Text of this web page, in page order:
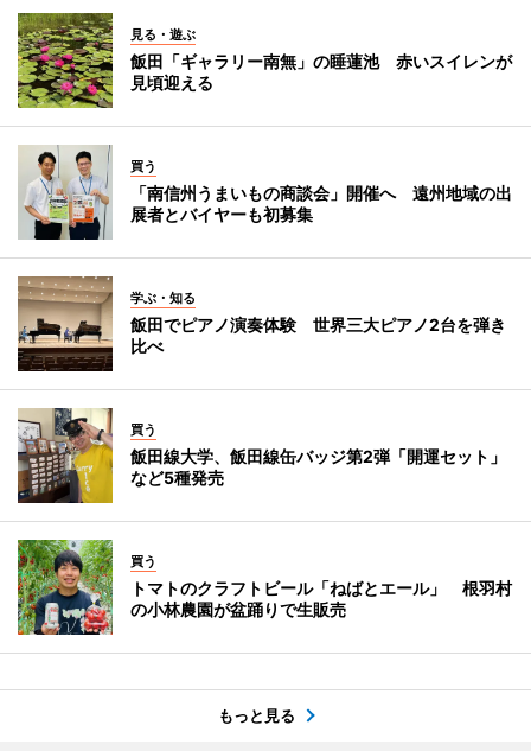
見る・遊ぶ
飯田「ギャラリー南無」の睡蓮池 赤いスイレンが
見頃迎える
買う
「南信州うまいもの商談会」開催へ 遠州地域の出
展者とバイヤーも初募集
学ぶ・知る
飯田でピアノ演奏体験 世界三大ピアノ2台を弾き
比べ
買う
飯田線大学、飯田線缶バッジ第2弾「開運セット」
など5種発売
買う
トマトのクラフトビール「ねばとエール」 根羽村
の小林農園が盆踊りで生販売
もっと見る